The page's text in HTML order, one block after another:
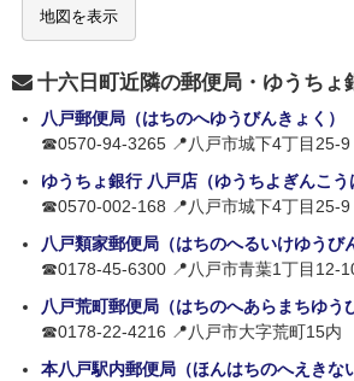
地図を表示
十六日町近隣の郵便局・ゆうちょ
八戸郵便局（はちのへゆうびんきょく）
☎0570-94-3265 📍八戸市城下4丁目25-9
ゆうちょ銀行 八戸店（ゆうちよぎんこう
☎0570-002-168 📍八戸市城下4丁目25-9
八戸類家郵便局（はちのへるいけゆうび
☎0178-45-6300 📍八戸市青葉1丁目12-
八戸荒町郵便局（はちのへあらまちゆう
☎0178-22-4216 📍八戸市大字荒町15内
本八戸駅内郵便局（ほんはちのへえきな